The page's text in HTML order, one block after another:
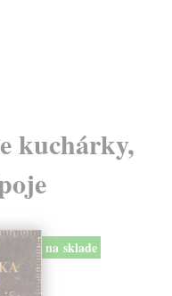
kuchárky,
na sklade